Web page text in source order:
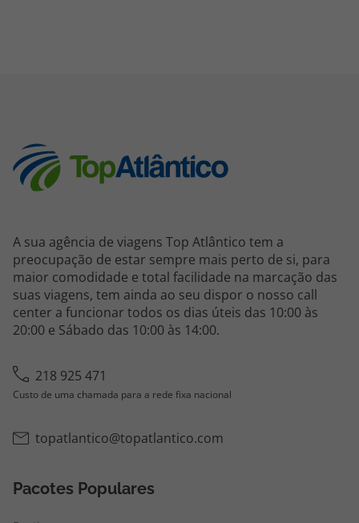
A sua agência de viagens Top Atlântico tem a
preocupação de estar sempre mais perto de si, para
maior comodidade e total facilidade na marcação das
suas viagens, tem ainda ao seu dispor o nosso call
center a funcionar todos os dias úteis das 10:00 às
20:00 e Sábado das 10:00 às 14:00.
218 925 471
Custo de uma chamada para a rede fixa nacional
topatlantico@topatlantico.com
Pacotes Populares